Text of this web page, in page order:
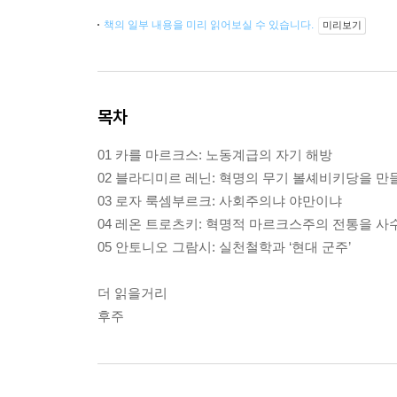
책의 일부 내용을 미리 읽어보실 수 있습니다. 미리보기
목차
01 카를 마르크스: 노동계급의 자기 해방
02 블라디미르 레닌: 혁명의 무기 볼셰비키당을 만
03 로자 룩셈부르크: 사회주의냐 야만이냐
04 레온 트로츠키: 혁명적 마르크스주의 전통을 사
05 안토니오 그람시: 실천철학과 ‘현대 군주’
더 읽을거리
후주